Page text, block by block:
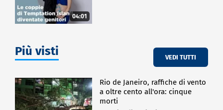
04:01
Più visti VEDI TUTTI
Rio de Janeiro, raffiche di vento
a oltre cento all'ora: cinque
morti